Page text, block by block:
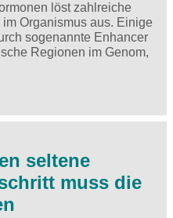
löst zahlreiche
Organismus aus. Einige
sogenannte Enhancer
Regionen im Genom,
seltene
muss die